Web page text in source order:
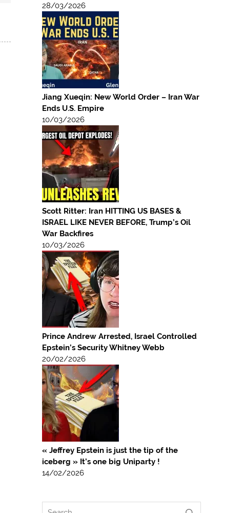
28/03/2026
Jiang Xueqin: New World Order – Iran War
Ends U.S. Empire
10/03/2026
Scott Ritter: Iran HITTING US BASES &
ISRAEL LIKE NEVER BEFORE, Trump’s Oil
War Backfires
10/03/2026
Prince Andrew Arrested, Israel Controlled
Epstein’s Security Whitney Webb
20/02/2026
« Jeffrey Epstein is just the tip of the
iceberg » It’s one big Uniparty !
14/02/2026